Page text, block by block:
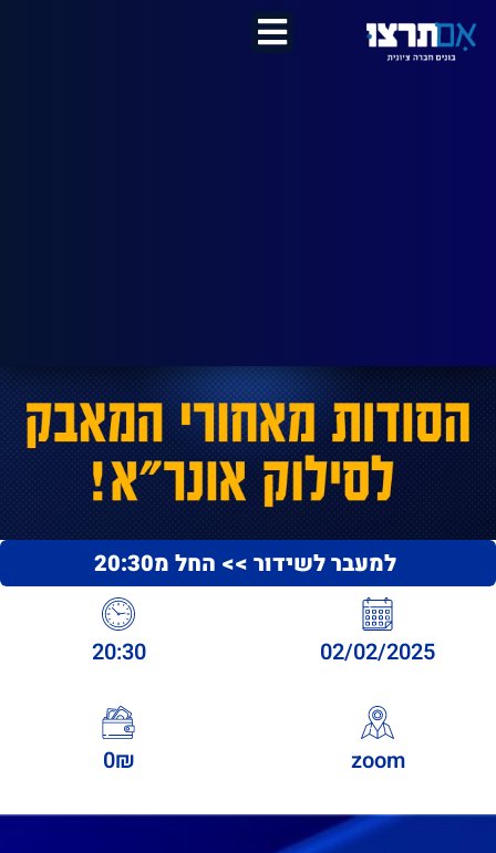
למעבר לשידור >> החל מ20:30
02/02/2025
20:30
zoom
0₪